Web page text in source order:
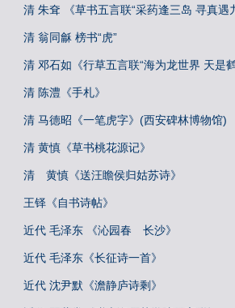
清 朱耷 《草书五言联“采药逢三岛 寻真遇
清 翁同龢 榜书“虎”
清 邓石如《行草五言联“海为龙世界 天是鹤
清 陈澧《手札》
清 马德昭《一笔虎字》(西安碑林博物馆)
清 黄慎《草书桃花源记》
清 黄慎《送汪瞻侯归姑苏诗》
王铎《自书诗帖》
近代 毛泽东 《沁园春 长沙》
近代 毛泽东《长征诗一首》
近代 沈尹默《澹静庐诗剩》